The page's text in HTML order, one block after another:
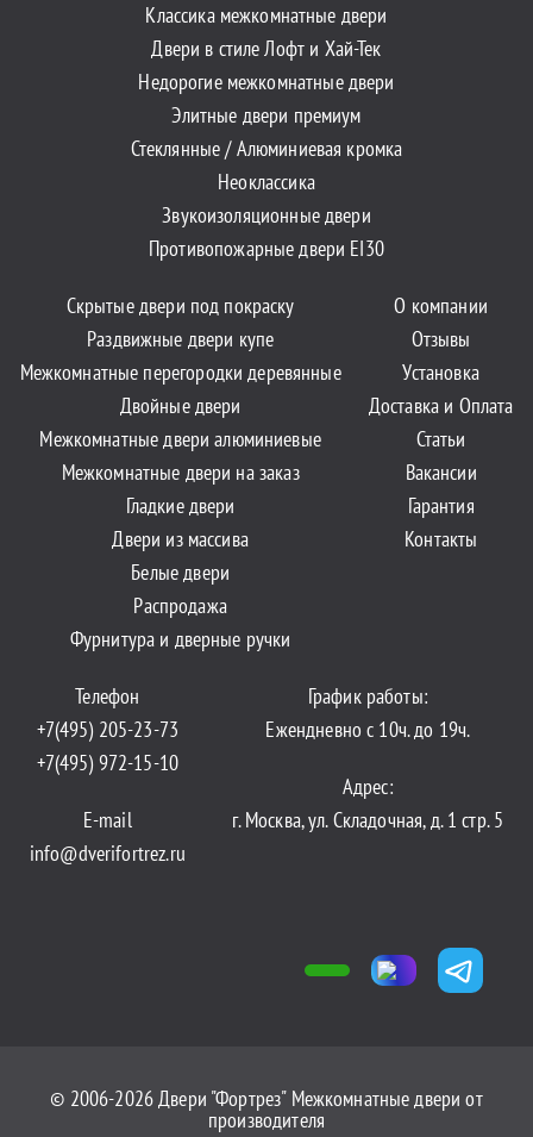
Классика межкомнатные двери
Двери в стиле Лофт и Хай-Тек
Недорогие межкомнатные двери
Элитные двери премиум
Стеклянные / Алюминиевая кромка
Неоклассика
Звукоизоляционные двери
Противопожарные двери EI30
Скрытые двери под покраску
Раздвижные двери купе
Межкомнатные перегородки деревянные
Двойные двери
Межкомнатные двери алюминиевые
Межкомнатные двери на заказ
Гладкие двери
Двери из массива
Белые двери
Распродажа
Фурнитура и дверные ручки
О компании
Отзывы
Установка
Доставка и Оплата
Статьи
Вакансии
Гарантия
Контакты
Телефон
+7(495) 205-23-73
+7(495) 972-15-10
E-mail
info@dverifortrez.ru
График работы:
Ежендневно с 10ч. до 19ч.
Адрес:
г. Москва, ул. Складочная, д. 1 стр. 5
© 2006-2026 Двери "Фортрез" Межкомнатные двери от
производителя